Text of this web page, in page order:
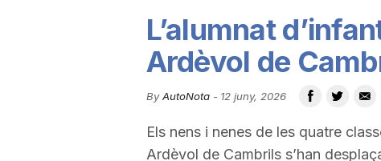
u
t
L’alumnat
Ardèvol de
By AutoNota- 12 juny, 2026
Els nens i nenes de les quatre
Ardèvol de Cambrils s’han